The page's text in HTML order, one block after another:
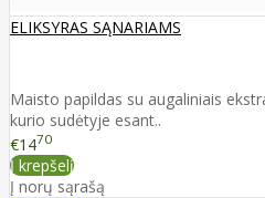
ELIKSYRAS SĄNARIAMS
Maisto papildas su augaliniais
kurio sudėtyje esant..
€1470
Į krepšelį
Į norų sąrašą